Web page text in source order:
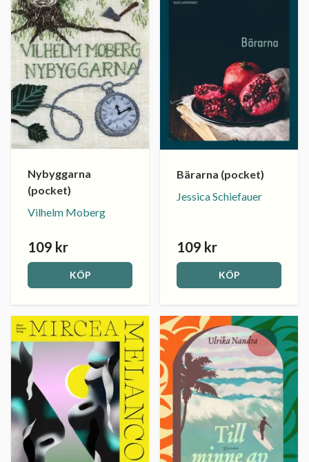
Nybyggarna
(pocket)
Vilhelm Moberg
109 kr
KÖP
Bärarna (pocket)
Jessica Schiefauer
109 kr
KÖP